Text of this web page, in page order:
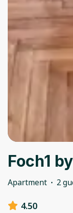
Foch1
Apartment · 2
4.50